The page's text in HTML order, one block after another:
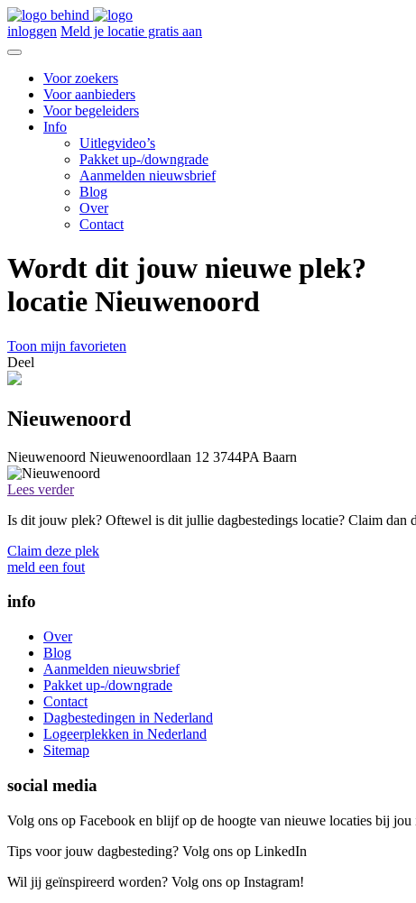
inloggen Meld je locatie gratis aan
Voor zoekers
Voor aanbieders
Voor begeleiders
Info
Uitlegvideo’s
Pakket up-/downgrade
Aanmelden nieuwsbrief
Blog
Over
Contact
Wordt dit jouw nieuwe plek?
locatie Nieuwenoord
Toon mijn favorieten
Deel
Nieuwenoord
Nieuwenoord Nieuwenoordlaan 12 3744PA Baarn
Lees verder
Is dit jouw plek? Oftewel is dit jullie dagbestedings locatie? Claim dan
Claim deze plek
meld een fout
info
Over
Blog
Aanmelden nieuwsbrief
Pakket up-/downgrade
Contact
Dagbestedingen in Nederland
Logeerplekken in Nederland
Sitemap
social media
Volg ons op Facebook en blijf op de hoogte van nieuwe locaties bij jou
Tips voor jouw dagbesteding? Volg ons op LinkedIn
Wil jij geïnspireerd worden? Volg ons op Instagram!